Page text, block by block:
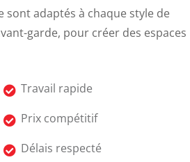
sont adaptés à chaque style de
garde, pour créer des espaces
Travail rapide
Prix compétitif
Délais respecté